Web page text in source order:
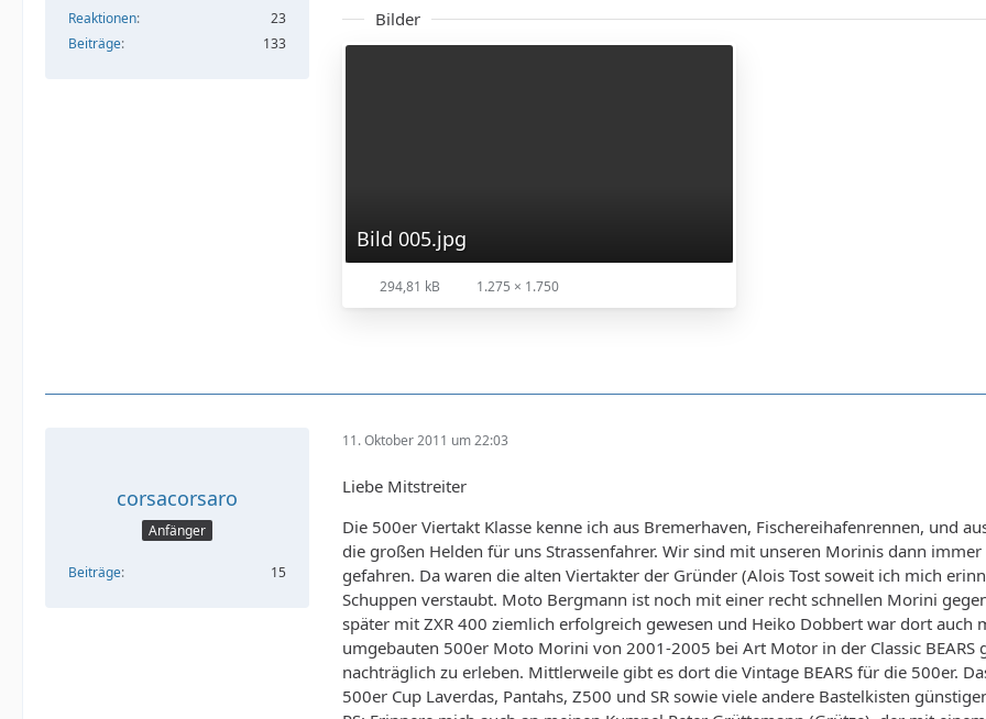
Reaktionen
23
Beiträge
133
Bilder
Bild 005.jpg
294,81 kB 1.275 × 1.750
corsacorsaro
Anfänger
Beiträge 15
11. Oktober 2011 um 22:03
Liebe Mitstreiter
Die 500er Viertakt Klasse kenne ich aus Bremerhaven, Fischereihafenrennen, und
die großen Helden für uns Strassenfahrer. Wir sind mit unseren Morinis dann
gefahren. Da waren die alten Viertakter der Gründer (Alois Tost soweit ich mich
Schuppen verstaubt. Moto Bergmann ist noch mit einer recht schnellen Morini
später mit ZXR 400 ziemlich erfolgreich gewesen und Heiko Dobbert war dort
umgebauten 500er Moto Morini von 2001-2005 bei Art Motor in der Classic
nachträglich zu erleben. Mittlerweile gibt es dort die Vintage BEARS für die 500er.
500er Cup Laverdas, Pantahs, Z500 und SR sowie viele andere Bastelkisten